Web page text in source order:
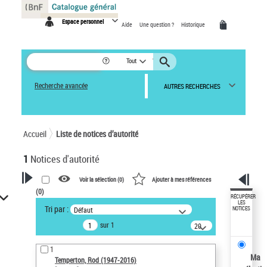
Espace personnel Aide Une question ? Historique
Tout
Recherche avancée AUTRES RECHERCHES
Accueil Liste de notices d’autorité
1 Notices d'autorité
VOTRE RECHERCHE
Recherche avancée dans les
notices d’autorité
Œuvres liées à l'auteur :
Temperton, Rod (1947-2016)
Voir la sélection (0) Ajouter à mes références
(0)
Tri par : Défaut
sur 1
20
résultats/page
1
Temperton, Rod (1947-2016)
RÉCUPÉRER
LES
NOTICES
Ma
Panneau de gestion des cookies